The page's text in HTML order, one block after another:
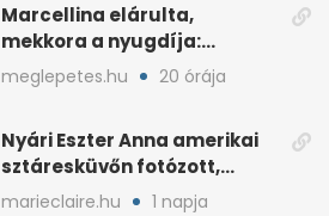
Marcellina elárulta,
mekkora a nyugdíja:
„Ötvenezer forint”
meglepetes.hu 20 órája
Nyári Eszter Anna amerikai
sztáresküvőn fotózott,
kisbabája után pár
marieclaire.hu 1 napja